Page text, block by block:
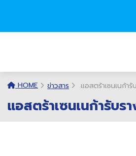
HOME ข่าวสาร แอสตร้าเซนเนก้า
แอสตร้าเซนเนก้ารับ